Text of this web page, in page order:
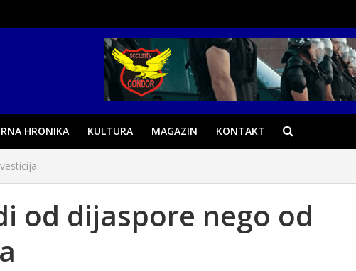
HRONIKA KULTURA MAGAZIN KONTAKT
od dijaspore nego od